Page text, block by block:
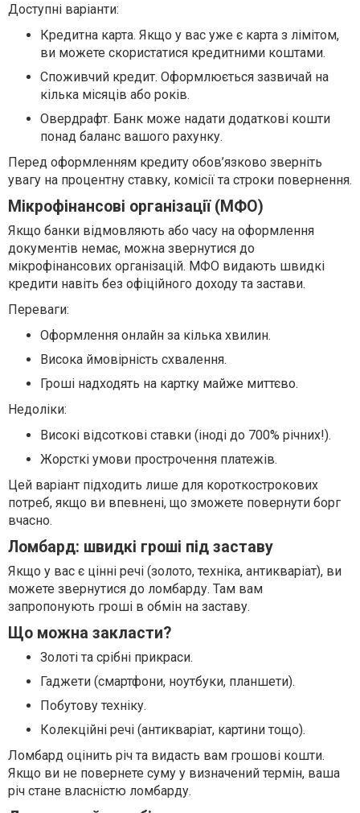
Доступні варіанти:
Кредитна карта. Якщо у вас уже є карта з лімітом,
ви можете скористатися кредитними коштами.
Споживчий кредит. Оформлюється зазвичай на
кілька місяців або років.
Овердрафт. Банк може надати додаткові кошти
понад баланс вашого рахунку.
Перед оформленням кредиту обов’язково зверніть
увагу на процентну ставку, комісії та строки повернення.
Мікрофінансові організації (МФО)
Якщо банки відмовляють або часу на оформлення
документів немає, можна звернутися до
мікрофінансових організацій. МФО видають швидкі
кредити навіть без офіційного доходу та застави.
Переваги:
Оформлення онлайн за кілька хвилин.
Висока ймовірність схвалення.
Гроші надходять на картку майже миттєво.
Недоліки:
Високі відсоткові ставки (іноді до 700% річних!).
Жорсткі умови прострочення платежів.
Цей варіант підходить лише для короткострокових
потреб, якщо ви впевнені, що зможете повернути борг
вчасно.
Ломбард: швидкі гроші під заставу
Якщо у вас є цінні речі (золото, техніка, антикваріат), ви
можете звернутися до ломбарду. Там вам
запропонують гроші в обмін на заставу.
Що можна закласти?
Золоті та срібні прикраси.
Гаджети (смартфони, ноутбуки, планшети).
Побутову техніку.
Колекційні речі (антикваріат, картини тощо).
Ломбард оцінить річ та видасть вам грошові кошти.
Якщо ви не повернете суму у визначений термін, ваша
річ стане власністю ломбарду.